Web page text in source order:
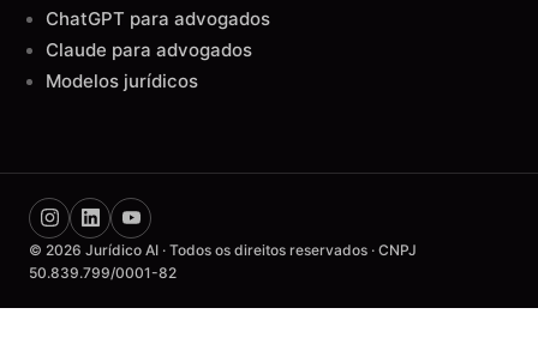
ChatGPT para advogados
Claude para advogados
Modelos jurídicos
© 2026 Jurídico AI · Todos os direitos reservados · CNPJ
50.839.799/0001-82